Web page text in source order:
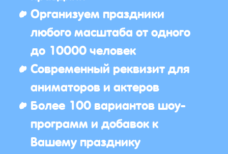
Организуем праздники
любого масштаба от одного
до 10000 человек
Современный реквизит для
аниматоров и актеров
Более 100 вариантов шоу-
программ и добавок к
Вашему празднику